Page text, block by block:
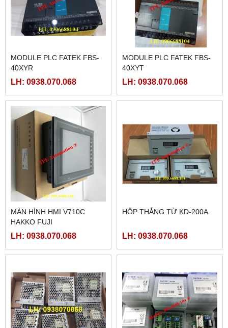
MODULE PLC FATEK FBS-
40XYR
LH: 0938.070.068
MODULE PLC FATEK FBS-
40XYT
LH: 0938.070.068
MÀN HÌNH HMI V710C
HAKKO FUJI
LH: 0938.070.068
HỘP THẮNG TỪ KD-200A
LH: 0938.070.068